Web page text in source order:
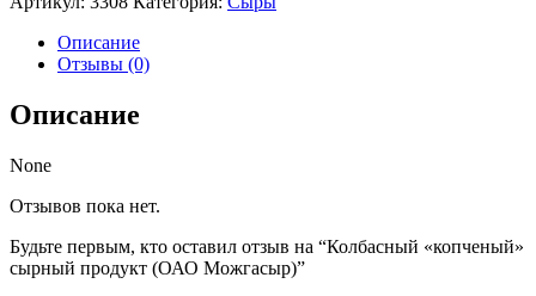
сырный
продукт
(ОАО
Можгасыр)
Описание
Отзывы (0)
Описание
None
Отзывов пока нет.
Будьте первым, кто оставил отзыв на “Колбасный «копченый»
сырный продукт (ОАО Можгасыр)”